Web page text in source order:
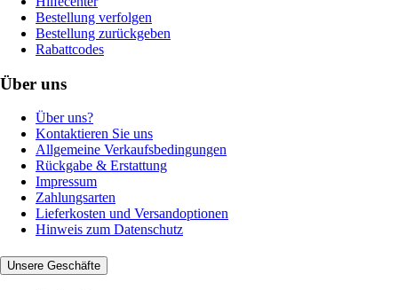
Bestellung verfolgen
Bestellung zurückgeben
Rabattcodes
Über uns
Über uns?
Kontaktieren Sie uns
Allgemeine Verkaufsbedingungen
Rückgabe & Erstattung
Impressum
Zahlungsarten
Lieferkosten und Versandoptionen
Hinweis zum Datenschutz
Unsere Geschäfte